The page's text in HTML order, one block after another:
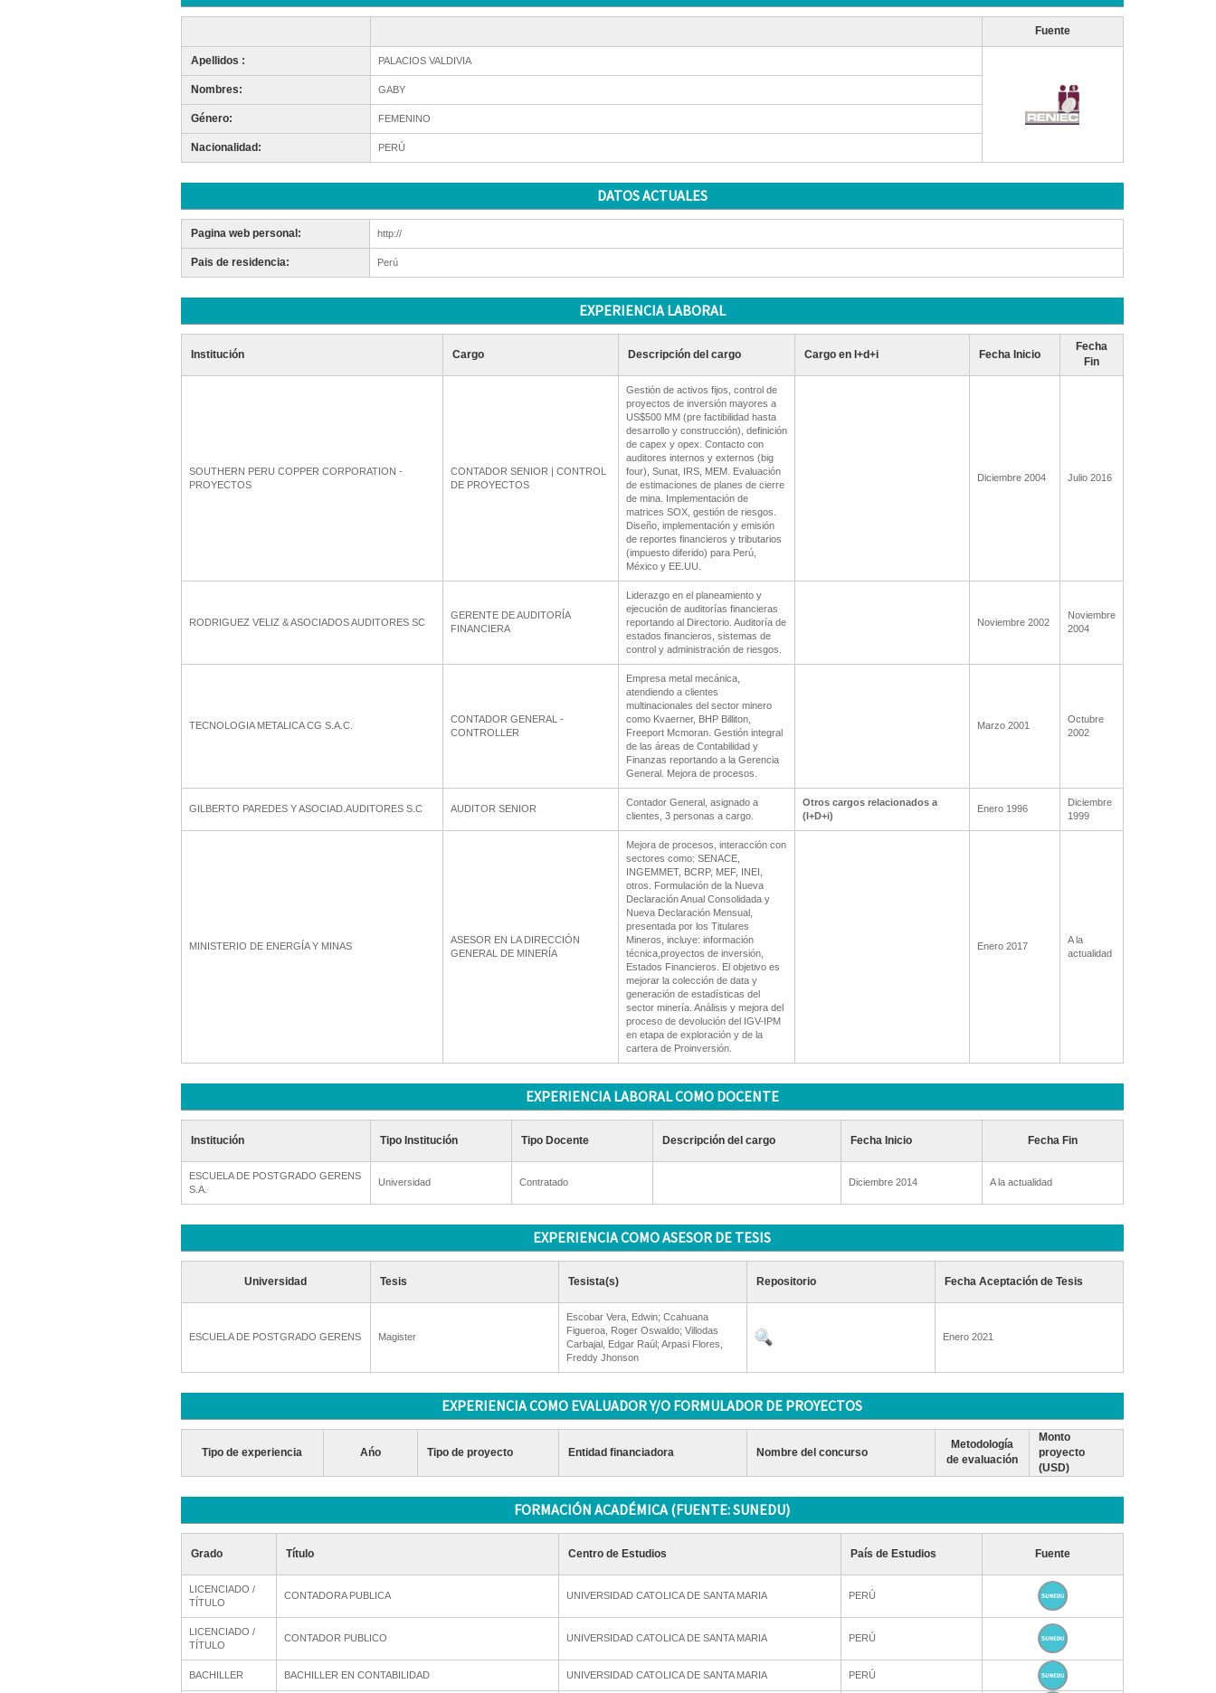
Fuente
Apellidos : PALACIOS VALDIVIA
Nombres: GABY
Género: FEMENINO
Nacionalidad: PERÚ
DATOS ACTUALES
Pagina web personal: http://
Pais de residencia: Perú
EXPERIENCIA LABORAL
Institución Cargo Descripción del cargo Cargo en I+d+i Fecha Inicio
Fecha
Fin
SOUTHERN PERU COPPER CORPORATION -
PROYECTOS
CONTADOR SENIOR | CONTROL
DE PROYECTOS
Gestión de activos fijos, control de
proyectos de inversión mayores a
US$500 MM (pre factibilidad hasta
desarrollo y construcción), definición
de capex y opex. Contacto con
auditores internos y externos (big
four), Sunat, IRS, MEM. Evaluación
de estimaciones de planes de cierre
de mina. Implementación de
matrices SOX, gestión de riesgos.
Diseño, implementación y emisión
de reportes financieros y tributarios
(impuesto diferido) para Perú,
México y EE.UU.
Diciembre 2004 Julio 2016
RODRIGUEZ VELIZ & ASOCIADOS AUDITORES SC
GERENTE DE AUDITORÍA
FINANCIERA
Liderazgo en el planeamiento y
ejecución de auditorías financieras
reportando al Directorio. Auditoría de
estados financieros, sistemas de
control y administración de riesgos.
Noviembre 2002
Noviembre
2004
TECNOLOGIA METALICA CG S.A.C.
CONTADOR GENERAL -
CONTROLLER
Empresa metal mecánica,
atendiendo a clientes
multinacionales del sector minero
como Kvaerner, BHP Billiton,
Freeport Mcmoran. Gestión integral
de las áreas de Contabilidad y
Finanzas reportando a la Gerencia
General. Mejora de procesos.
Marzo 2001
Octubre
2002
GILBERTO PAREDES Y ASOCIAD.AUDITORES S.C AUDITOR SENIOR
Contador General, asignado a
clientes, 3 personas a cargo.
Otros cargos relacionados a
(I+D+i)
Enero 1996
Diciembre
1999
MINISTERIO DE ENERGÍA Y MINAS
ASESOR EN LA DIRECCIÓN
GENERAL DE MINERÍA
Mejora de procesos, interacción con
sectores como: SENACE,
INGEMMET, BCRP, MEF, INEI,
otros. Formulación de la Nueva
Declaración Anual Consolidada y
Nueva Declaración Mensual,
presentada por los Titulares
Mineros, incluye: información
técnica,proyectos de inversión,
Estados Financieros. El objetivo es
mejorar la colección de data y
generación de estadísticas del
sector minería. Análisis y mejora del
proceso de devolución del IGV-IPM
en etapa de exploración y de la
cartera de Proinversión.
Enero 2017
A la
actualidad
EXPERIENCIA LABORAL COMO DOCENTE
Institución Tipo Institución Tipo Docente Descripción del cargo Fecha Inicio Fecha Fin
ESCUELA DE POSTGRADO GERENS
S.A.
Universidad Contratado Diciembre 2014 A la actualidad
EXPERIENCIA COMO ASESOR DE TESIS
Universidad Tesis Tesista(s) Repositorio Fecha Aceptación de Tesis
ESCUELA DE POSTGRADO GERENS Magister
Escobar Vera, Edwin; Ccahuana
Figueroa, Roger Oswaldo; Villodas
Carbajal, Edgar Raúl; Arpasi Flores,
Freddy Jhonson
Enero 2021
EXPERIENCIA COMO EVALUADOR Y/O FORMULADOR DE PROYECTOS
Tipo de experiencia Ańo Tipo de proyecto Entidad financiadora Nombre del concurso
Metodología
de evaluación
Monto
proyecto
(USD)
FORMACIÓN ACADÉMICA (FUENTE: SUNEDU)
Grado Título Centro de Estudios País de Estudios Fuente
LICENCIADO /
TÍTULO
CONTADORA PUBLICA UNIVERSIDAD CATOLICA DE SANTA MARIA PERÚ
LICENCIADO /
TÍTULO
CONTADOR PUBLICO UNIVERSIDAD CATOLICA DE SANTA MARIA PERÚ
BACHILLER BACHILLER EN CONTABILIDAD UNIVERSIDAD CATOLICA DE SANTA MARIA PERÚ